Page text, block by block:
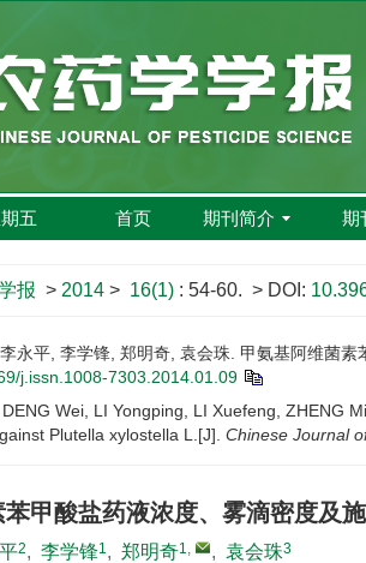
五 首页 期刊简介 期
报 > 2014 > 16(1) : 54-60. > DOI:
永平, 李学锋, 郑明奇, 袁会珠. 甲氨基阿维菌
j.issn.1008-7303.2014.01.09
Wei, LI Yongping, LI Xuefeng, ZHENG
Plutella xylostella L.[J]. Chinese Journal
甲酸盐药液浓度、雾滴密度及
2, 李学锋1, 郑明奇1, , 袁会珠3